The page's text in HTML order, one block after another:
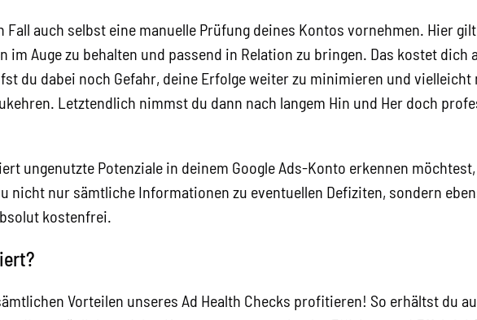
auch selbst eine manuelle Prüfung deines Kontos vornehmen. Hier
im Auge zu behalten und passend in Relation zu bringen. Das kostet dich
du dabei noch Gefahr, deine Erfolge weiter zu minimieren und
Letztendlich nimmst du dann nach langem Hin und Her doch
ungenutzte Potenziale in deinem Google Ads-Konto erkennen
nicht nur sämtliche Informationen zu eventuellen Defiziten, sondern
kostenfrei.
Vorteilen unseres Ad Health Checks profitieren! So erhältst du